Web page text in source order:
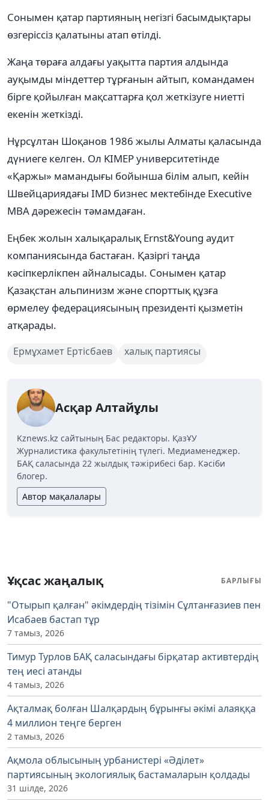
Сонымен қатар партияның негізгі басымдықтары
өзгеріссіз қалатыны атап өтілді.
Жаңа төраға алдағы уақытта партия алдында
ауқымды міндеттер тұрғанын айтып, командамен
бірге қойылған мақсаттарға қол жеткізуге ниетті
екенін жеткізді.
Нұрсұлтан Шоқанов 1986 жылы Алматы қаласында
дүниеге келген. Ол KIMEP университетінде
«Қаржы» мамандығы бойынша білім алып, кейін
Швейцариядағы IMD бизнес мектебінде Executive
MBA дәрежесін тәмамдаған.
Еңбек жолын халықаралық Ernst&Young аудит
компаниясында бастаған. Қазіргі таңда
кәсіпкерлікпен айналысады. Сонымен қатар
Қазақстан альпинизм және спорттық құзға
өрмелеу федерациясының президенті қызметін
атқарады.
Ермұхамет Ертісбаев халық партиясы
Асқар Алтайұлы
Kznews.kz сайтының Бас редакторы. ҚазҰУ
Журналистика факультетінің түлегі. Медиаменеджер.
БАҚ саласында 22 жылдық тәжірибесі бар. Кәсіби
блогер.
Автор мақалалары
Ұқсас жаңалық БАРЛЫҒЫ
"Отырып қалған" әкімдердің тізімін Сұлтанғазиев пен
Исабаев бастап тұр
7 тамыз, 2026
Тимур Турлов БАҚ саласындағы бірқатар активтердің
тең иесі атанды
4 тамыз, 2026
Ақталмақ болған Шалқардың бұрынғы әкімі алаяққа
4 миллион теңге берген
2 тамыз, 2026
Ақмола облысының урбанистері «Әділет»
партиясының экологиялық бастамаларын қолдады
31 шілде, 2026